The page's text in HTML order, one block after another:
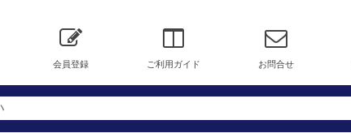
会員登録 ご利用ガイド お問合せ